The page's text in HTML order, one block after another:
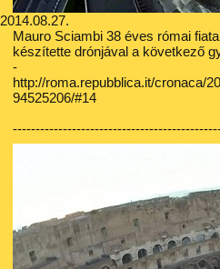
2014.08.27.
Mauro Sciambi 38 éves római
készítette drónjával a következő
-
http://roma.repubblica.it/cronaca/
94525206/#14